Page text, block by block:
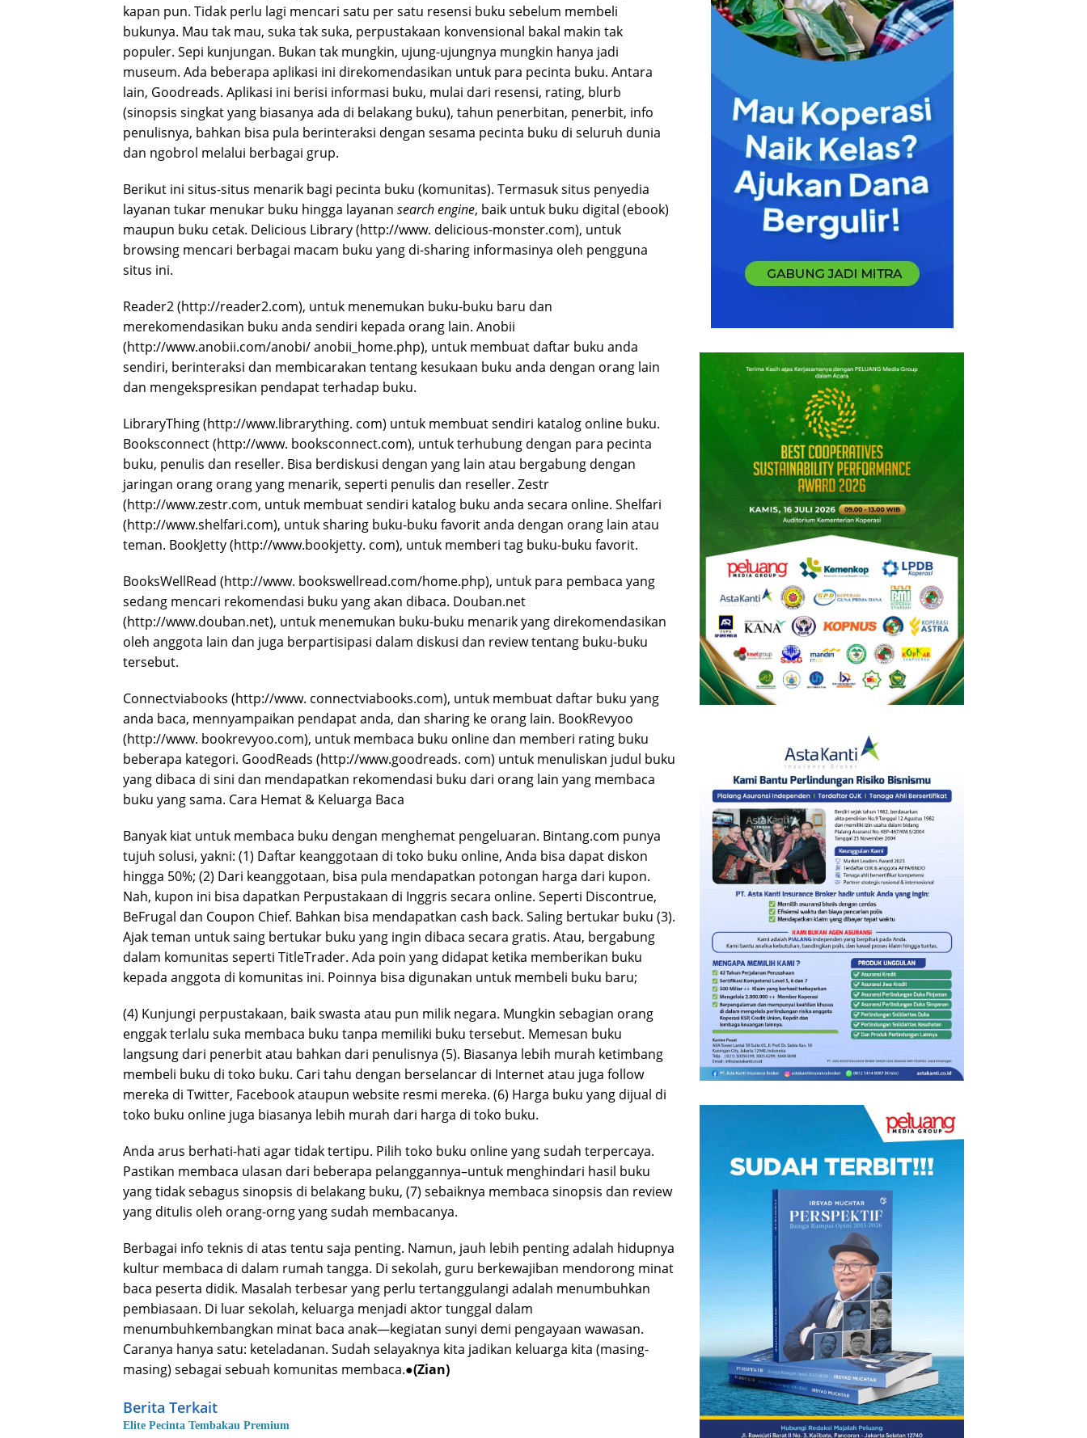
kapan pun. Tidak perlu lagi mencari satu per satu resensi buku sebelum membeli
bukunya. Mau tak mau, suka tak suka, perpustakaan konvensional bakal makin tak
populer. Sepi kunjungan. Bukan tak mungkin, ujung-ujungnya mungkin hanya jadi
museum. Ada beberapa aplikasi ini direkomendasikan untuk para pecinta buku. Antara
lain, Goodreads. Aplikasi ini berisi informasi buku, mulai dari resensi, rating, blurb
(sinopsis singkat yang biasanya ada di belakang buku), tahun penerbitan, penerbit, info
penulisnya, bahkan bisa pula berinteraksi dengan sesama pecinta buku di seluruh dunia
dan ngobrol melalui berbagai grup.
Berikut ini situs-situs menarik bagi pecinta buku (komunitas). Termasuk situs penyedia
layanan tukar menukar buku hingga layanan search engine, baik untuk buku digital (ebook)
maupun buku cetak. Delicious Library (http://www. delicious-monster.com), untuk
browsing mencari berbagai macam buku yang di-sharing informasinya oleh pengguna
situs ini.
Reader2 (http://reader2.com), untuk menemukan buku-buku baru dan
merekomendasikan buku anda sendiri kepada orang lain. Anobii
(http://www.anobii.com/anobi/ anobii_home.php), untuk membuat daftar buku anda
sendiri, berinteraksi dan membicarakan tentang kesukaan buku anda dengan orang lain
dan mengekspresikan pendapat terhadap buku.
LibraryThing (http://www.librarything. com) untuk membuat sendiri katalog online buku.
Booksconnect (http://www. booksconnect.com), untuk terhubung dengan para pecinta
buku, penulis dan reseller. Bisa berdiskusi dengan yang lain atau bergabung dengan
jaringan orang orang yang menarik, seperti penulis dan reseller. Zestr
(http://www.zestr.com, untuk membuat sendiri katalog buku anda secara online. Shelfari
(http://www.shelfari.com), untuk sharing buku-buku favorit anda dengan orang lain atau
teman. BookJetty (http://www.bookjetty. com), untuk memberi tag buku-buku favorit.
BooksWellRead (http://www. bookswellread.com/home.php), untuk para pembaca yang
sedang mencari rekomendasi buku yang akan dibaca. Douban.net
(http://www.douban.net), untuk menemukan buku-buku menarik yang direkomendasikan
oleh anggota lain dan juga berpartisipasi dalam diskusi dan review tentang buku-buku
tersebut.
Connectviabooks (http://www. connectviabooks.com), untuk membuat daftar buku yang
anda baca, mennyampaikan pendapat anda, dan sharing ke orang lain. BookRevyoo
(http://www. bookrevyoo.com), untuk membaca buku online dan memberi rating buku
beberapa kategori. GoodReads (http://www.goodreads. com) untuk menuliskan judul buku
yang dibaca di sini dan mendapatkan rekomendasi buku dari orang lain yang membaca
buku yang sama. Cara Hemat & Keluarga Baca
Banyak kiat untuk membaca buku dengan menghemat pengeluaran. Bintang.com punya
tujuh solusi, yakni: (1) Daftar keanggotaan di toko buku online, Anda bisa dapat diskon
hingga 50%; (2) Dari keanggotaan, bisa pula mendapatkan potongan harga dari kupon.
Nah, kupon ini bisa dapatkan Perpustakaan di Inggris secara online. Seperti Discontrue,
BeFrugal dan Coupon Chief. Bahkan bisa mendapatkan cash back. Saling bertukar buku (3).
Ajak teman untuk saing bertukar buku yang ingin dibaca secara gratis. Atau, bergabung
dalam komunitas seperti TitleTrader. Ada poin yang didapat ketika memberikan buku
kepada anggota di komunitas ini. Poinnya bisa digunakan untuk membeli buku baru;
(4) Kunjungi perpustakaan, baik swasta atau pun milik negara. Mungkin sebagian orang
enggak terlalu suka membaca buku tanpa memiliki buku tersebut. Memesan buku
langsung dari penerbit atau bahkan dari penulisnya (5). Biasanya lebih murah ketimbang
membeli buku di toko buku. Cari tahu dengan berselancar di Internet atau juga follow
mereka di Twitter, Facebook ataupun website resmi mereka. (6) Harga buku yang dijual di
toko buku online juga biasanya lebih murah dari harga di toko buku.
Anda arus berhati-hati agar tidak tertipu. Pilih toko buku online yang sudah terpercaya.
Pastikan membaca ulasan dari beberapa pelanggannya–untuk menghindari hasil buku
yang tidak sebagus sinopsis di belakang buku, (7) sebaiknya membaca sinopsis dan review
yang ditulis oleh orang-orng yang sudah membacanya.
Berbagai info teknis di atas tentu saja penting. Namun, jauh lebih penting adalah hidupnya
kultur membaca di dalam rumah tangga. Di sekolah, guru berkewajiban mendorong minat
baca peserta didik. Masalah terbesar yang perlu tertanggulangi adalah menumbuhkan
pembiasaan. Di luar sekolah, keluarga menjadi aktor tunggal dalam
menumbuhkembangkan minat baca anak—kegiatan sunyi demi pengayaan wawasan.
Caranya hanya satu: keteladanan. Sudah selayaknya kita jadikan keluarga kita (masing-
masing) sebagai sebuah komunitas membaca.●(Zian)
Berita Terkait
Elite Pecinta Tembakau Premium